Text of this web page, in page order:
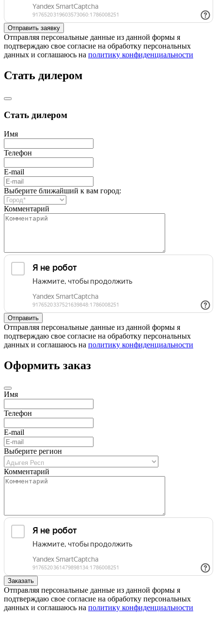
Отправляя персональные данные из данной формы я
подтверждаю свое согласие на обработку персональных
данных и соглашаюсь на политику конфиденциальности
Стать дилером
Стать дилером
Имя
Телефон
E-mail
Выберите ближайший к вам город:
Комментарий
Отправляя персональные данные из данной формы я
подтверждаю свое согласие на обработку персональных
данных и соглашаюсь на политику конфиденциальности
Оформить заказ
Имя
Телефон
E-mail
Выберите регион
Комментарий
Отправляя персональные данные из данной формы я
подтверждаю свое согласие на обработку персональных
данных и соглашаюсь на политику конфиденциальности